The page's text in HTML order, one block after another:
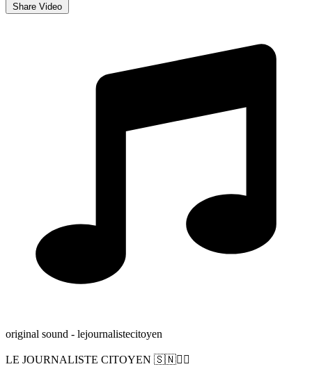
Share Video
original sound - lejournalistecitoyen
LE JOURNALISTE CITOYEN 🇸🇳✊🏿